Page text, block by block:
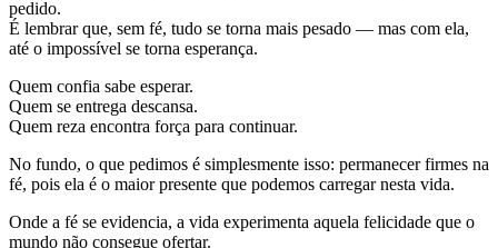
pedido.
É lembrar que, sem fé, tudo se torna mais pesado — mas com ela,
até o impossível se torna esperança.
Quem confia sabe esperar.
Quem se entrega descansa.
Quem reza encontra força para continuar.
No fundo, o que pedimos é simplesmente isso: permanecer firmes na
fé, pois ela é o maior presente que podemos carregar nesta vida.
Onde a fé se evidencia, a vida experimenta aquela felicidade que o
mundo não consegue ofertar.